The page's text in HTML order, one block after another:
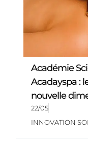
Académie
Acadayspa :
nouvelle
22/05
INNOVATION